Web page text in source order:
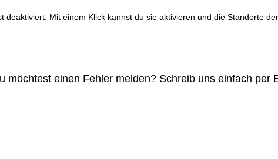
deaktiviert. Mit einem Klick kannst du sie aktivieren und die Standorte
möchtest einen Fehler melden? Schreib uns einfach per